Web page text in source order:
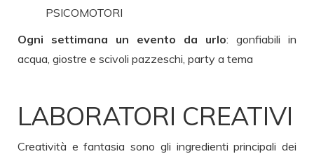
PSICOMOTORI
Ogni settimana un evento da urlo: gonfiabili in
acqua, giostre e scivoli pazzeschi, party a tema
LABORATORI CREATIVI
Creatività e fantasia sono gli ingredienti principali dei